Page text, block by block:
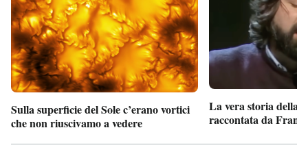
Sulla superficie del Sole c’erano vortici
che non riuscivamo a vedere
La vera storia della
raccontata da